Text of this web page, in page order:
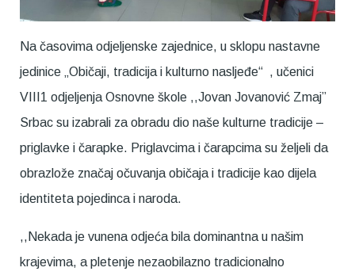
Na časovima odjeljenske zajednice, u sklopu nastavne
jedinice „Običaji, tradicija i kulturno nasljeđe“ , učenici
VIII1 odjeljenja Osnovne škole ,,Jovan Jovanović Zmaj”
Srbac su izabrali za obradu dio naše kulturne tradicije –
priglavke i čarapke. Priglavcima i čarapcima su željeli da
obrazlože značaj očuvanja običaja i tradicije kao dijela
identiteta pojedinca i naroda.
,,Nekada je vunena odjeća bila dominantna u našim
krajevima, a pletenje nezaobilazno tradicionalno